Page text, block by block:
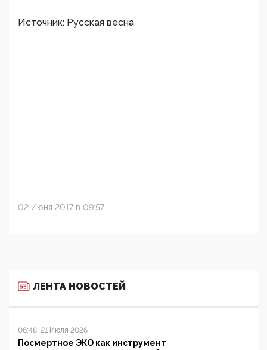
Источник: Русская весна
02 Июня 2017 в 09:57
ЛЕНТА НОВОСТЕЙ
06:48, 21 Июля 2026
Посмертное ЭКО как инструмент